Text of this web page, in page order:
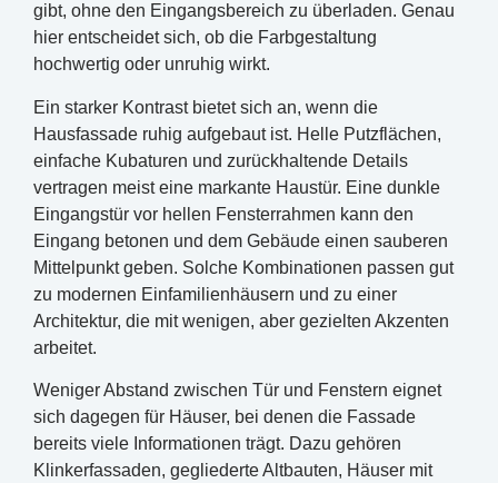
gibt, ohne den Eingangsbereich zu überladen. Genau
hier entscheidet sich, ob die Farbgestaltung
hochwertig oder unruhig wirkt.
Ein starker Kontrast bietet sich an, wenn die
Hausfassade ruhig aufgebaut ist. Helle Putzflächen,
einfache Kubaturen und zurückhaltende Details
vertragen meist eine markante Haustür. Eine dunkle
Eingangstür vor hellen Fensterrahmen kann den
Eingang betonen und dem Gebäude einen sauberen
Mittelpunkt geben. Solche Kombinationen passen gut
zu modernen Einfamilienhäusern und zu einer
Architektur, die mit wenigen, aber gezielten Akzenten
arbeitet.
Weniger Abstand zwischen Tür und Fenstern eignet
sich dagegen für Häuser, bei denen die Fassade
bereits viele Informationen trägt. Dazu gehören
Klinkerfassaden, gegliederte Altbauten, Häuser mit